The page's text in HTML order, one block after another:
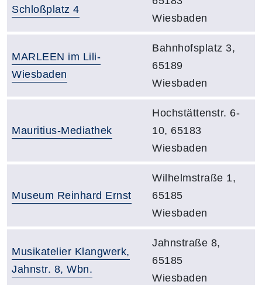
Schloßplatz 4
Wiesbaden
Raumbezeichnung:
MARLEEN im Lili-
Wiesbaden
Adresse:
Bahnhofsplatz 3,
65189
Wiesbaden
Raumbezeichnung:
Mauritius-Mediathek
Adresse:
Hochstättenstr. 6-
10, 65183
Wiesbaden
Raumbezeichnung:
Museum Reinhard Ernst
Adresse:
Wilhelmstraße 1,
65185
Wiesbaden
Raumbezeichnung:
Musikatelier Klangwerk,
Jahnstr. 8, Wbn.
Adresse:
Jahnstraße 8,
65185
Wiesbaden